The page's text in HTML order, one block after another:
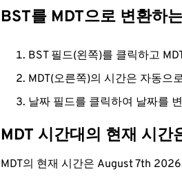
BST를 MDT으로 변환하
BST 필드(왼쪽)를 클릭하고
MDT(오른쪽)의 시간은 자동으
날짜 필드를 클릭하여 날짜를
MDT 시간대의 현재 시간
MDT의 현재 시간은 August 7th